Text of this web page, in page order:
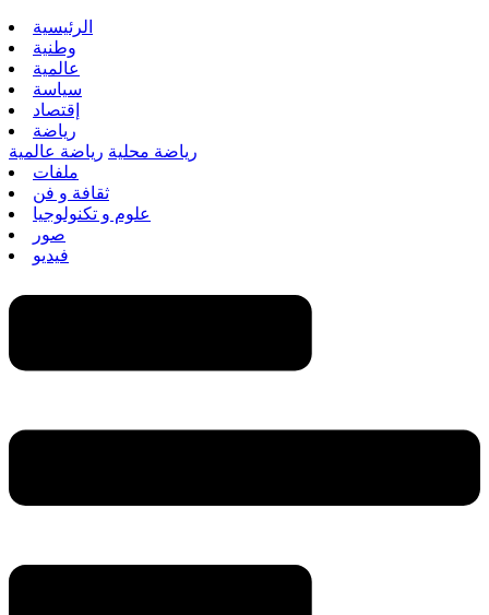
الرئيسية
وطنية
عالمية
سياسة
إقتصاد
رياضة
رياضة محلية رياضة عالمية
ملفات
ثقافة و فن
علوم و تكنولوجيا
صور
فيديو